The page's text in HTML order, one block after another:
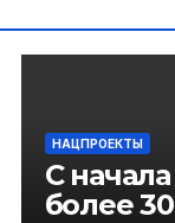
НАЦПРОЕКТЫ
С
более